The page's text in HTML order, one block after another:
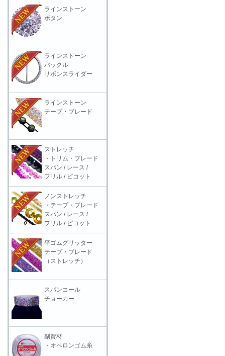
ラインストーン
ボタン
ラインストーン
バックル
リボンスライダー
ラインストーン
テープ・ブレード
ストレッチ
・トリム・ブレード
スパン / レース /
フリル / ピコット
ノンストレッチ
・テープ・ブレード
スパン / レース /
フリル / ピコット
平ゴムグリッター
テープ・ブレード
（ストレッチ）
スパンコール
チョーカー
副資材
・オペロンゴム糸